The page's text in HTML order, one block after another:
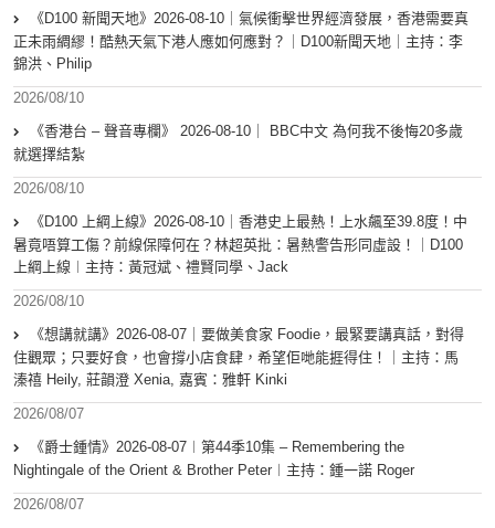
《D100 新聞天地》2026-08-10｜氣候衝擊世界經濟發展，香港需要真
正未雨綢繆！酷熱天氣下港人應如何應對？｜D100新聞天地｜主持：李
錦洪、Philip
2026/08/10
《香港台 – 聲音專欄》 2026-08-10｜ BBC中文 為何我不後悔20多歲
就選擇結紮
2026/08/10
《D100 上綱上線》2026-08-10｜香港史上最熱！上水飆至39.8度！中
暑竟唔算工傷？前線保障何在？林超英批：暑熱警告形同虛設！｜D100
上綱上線︱主持：黃冠斌、禮賢同學、Jack
2026/08/10
《想講就講》2026-08-07｜要做美食家 Foodie，最緊要講真話，對得
住觀眾；只要好食，也會撐小店食肆，希望佢哋能捱得住！｜主持：馬
溱禧 Heily, 莊韻澄 Xenia, 嘉賓：雅軒 Kinki
2026/08/07
《爵士鍾情》2026-08-07︱第44季10集 – Remembering the
Nightingale of the Orient & Brother Peter︱主持：鍾一諾 Roger
2026/08/07